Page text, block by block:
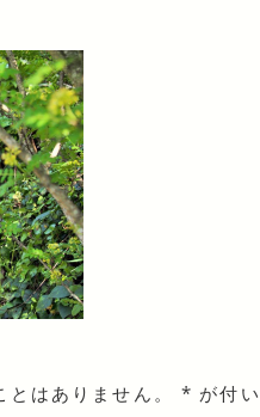
はありません。 * が付い